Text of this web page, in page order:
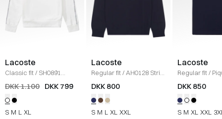
Lacoste
Classic fit/ SH0891
Sweatshirt
HVID
DKK 1.100 DKK 799
S M L XL
Lacoste
Regular fit/ AH0128 Strik
/NAVY
DKK 800
S M L XL XXL
Lacoste
Regular fit/
Classic /NAVY
DKK 850
S M XL XXL